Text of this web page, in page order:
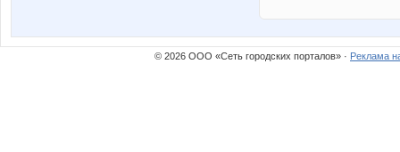
© 2026 ООО «Сеть городских порталов» · Реклама